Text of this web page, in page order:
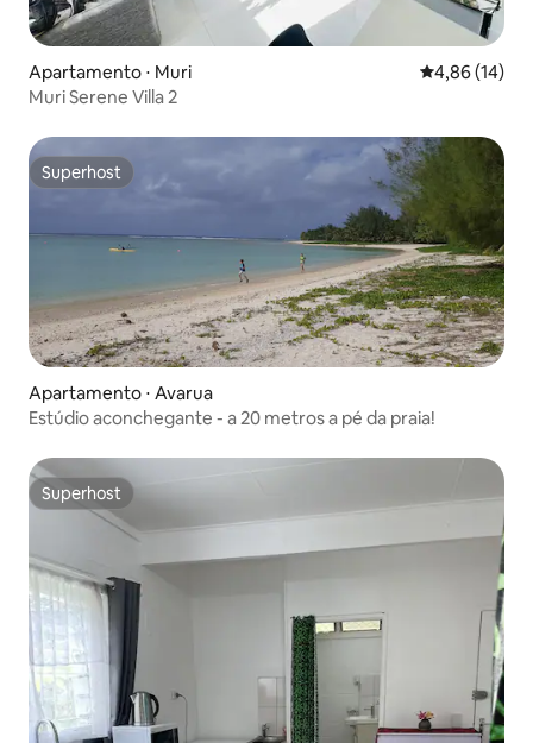
Apartamento ⋅ Muri 4,86 de uma
4,86 (14)
Muri Serene Villa 2
Superhost
Superhost
Apartamento ⋅ Avarua
Estúdio aconchegante - a 20 metros a pé da praia!
Superhost
Superhost